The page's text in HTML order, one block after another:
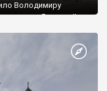
Володимиру
Василю ІІ, та
християнином.
Таврійського